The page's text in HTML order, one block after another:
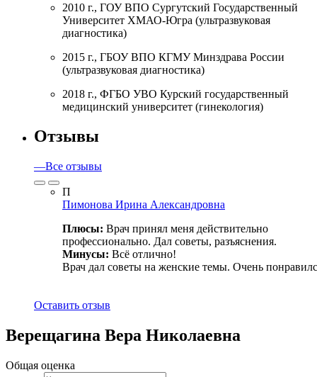
2010 г., ГОУ ВПО Сургутский Государственный
Университет ХМАО-Югра (ультразвуковая
диагностика)
2015 г., ГБОУ ВПО КГМУ Минздрава России
(ультразвуковая диагностика)
2018 г., ФГБО УВО Курский государственный
медицинский университет (гинекология)
Отзывы
—Все отзывы
П
Пимонова Ирина Александровна
Плюсы: Врач принял меня действительно
профессионально. Дал советы, разъяснения.
Минусы: Всё отлично!
Врач дал советы на женские темы. Очень
Оставить отзыв
Верещагина Вера Николаевна
Общая оценка